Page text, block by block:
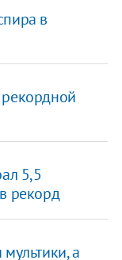
в
5,5
рекорд
а